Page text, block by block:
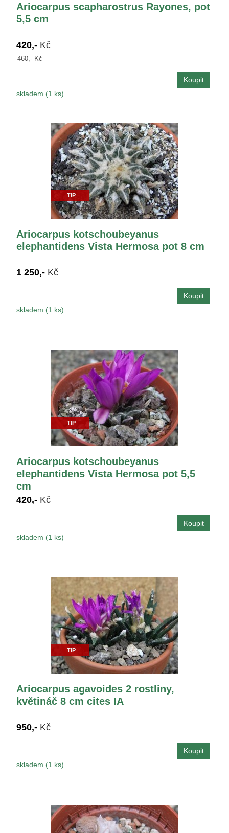
Ariocarpus scapharostrus Rayones, pot
5,5 cm
420,- Kč
460,- Kč
skladem (1 ks)
TIP
Ariocarpus kotschoubeyanus
elephantidens Vista Hermosa pot 8 cm
1 250,- Kč
skladem (1 ks)
TIP
Ariocarpus kotschoubeyanus
elephantidens Vista Hermosa pot 5,5
cm
420,- Kč
skladem (1 ks)
TIP
Ariocarpus agavoides 2 rostliny,
květináč 8 cm cites IA
950,- Kč
skladem (1 ks)